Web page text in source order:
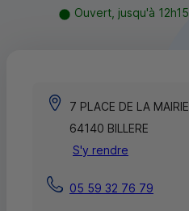
Ouvert, jusqu'à 12h15
7 PLACE DE LA MAIRIE
64140 BILLERE
S'y rendre
05 59 32 76 79